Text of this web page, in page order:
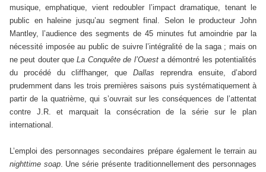
musique, emphatique, vient redoubler l’impact dramatique, tenant le
public en haleine jusqu’au segment final. Selon le producteur John
Mantley, l’audience des segments de 45 minutes fut amoindrie par la
nécessité imposée au public de suivre l’intégralité de la saga ; mais on
ne peut douter queLa Conquête de l’Ouest a démontré les potentialités
du procédé du cliffhanger, que Dallas reprendra ensuite, d’abord
prudemment dans les trois premières saisons puis systématiquement à
partir de la quatrième, qui s’ouvrait sur les conséquences de l’attentat
contre J.R. et marquait la consécration de la série sur le plan
international.
L’emploi des personnages secondaires prépare également le terrain au
nighttime soap. Une série présente traditionnellement des personnages